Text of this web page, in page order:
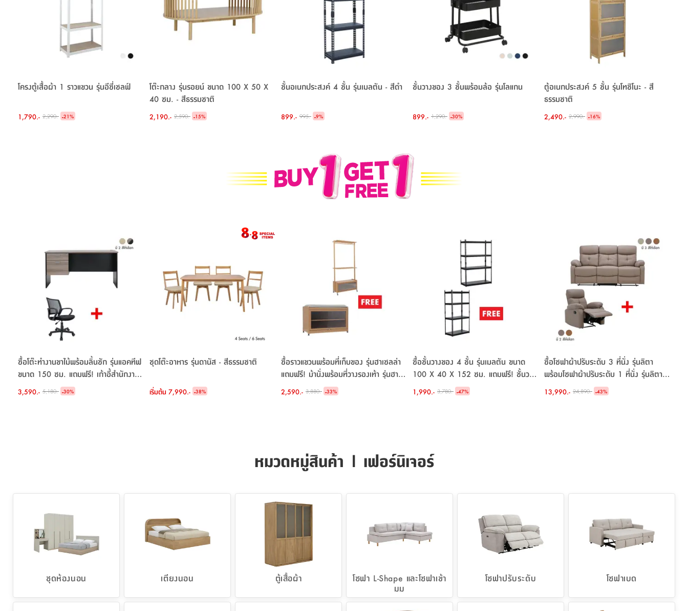
โครงตู้เสื้อผ้า 1 ราวแขวน รุ่นอีซี่เชลฟ์
1,790.- 2,290.- -21%
โต๊ะกลาง รุ่นรอยน์ ขนาด 100 X 50 X
40 ซม. - สีธรรมชาติ
2,190.- 2,590.- -15%
ชั้นอเนกประสงค์ 4 ชั้น รุ่นเมลตัน - สีดำ
899.- 995.- -9%
ชั้นวางของ 3 ชั้นพร้อมล้อ รุ่นโลแกน
899.- 1,290.- -30%
ตู้อเนกประสงค์ 5 ชั้น รุ่นโทชิโนะ - สี
ธรรมชาติ
2,490.- 2,990.- -16%
ซื้อโต๊ะทำงานขาไม้พร้อมลิ้นชัก รุ่นแอคทีฟ
ขนาด 150 ซม. แถมฟรี! เก้าอี้สำนักงาน
พนักพิงกลาง รุ่นซากุ
3,590.- 5,180.- -30%
ชุดโต๊ะอาหาร รุ่นดานัส - สีธรรมชาติ
เริ่มต้น 7,990.- -38%
ซื้อราวแขวนพร้อมที่เก็บของ รุ่นฮาเซลล่า
แถมฟรี! ม้านั่งพร้อมที่วางรองเท้า รุ่นฮา
2,590.- 3,880.- -33%
ซื้อชั้นวางของ 4 ชั้น รุ่นเมลตัน ขนาด
100 X 40 X 152 ซม. แถมฟรี! ชั้นวาง
ของ 4 ชั้น รุ่นเมลตัน ขนาด 80 X 40 X
152 ซม.
1,990.- 3,780.- -47%
ซื้อโซฟาผ้าปรับระดับ 3 ที่นั่ง รุ่นลิตา
พร้อมโซฟาผ้าปรับระดับ 1 ที่นั่ง รุ่นลิตา
หรือโซฟาหนังเทียมปรับระดับ 1 ที่นั่ง รุ่นลิ
ตา ราคาพิเศษ!
13,990.- 24,890.- -43%
หมวดหมู่สินค้า | เฟอร์นิเจอร์
ชุดห้องนอน เตียงนอน ตู้เสื้อผ้า
โซฟา L-Shape และโซฟาเข้า
มุม
โซฟาปรับระดับ โซฟาเบด